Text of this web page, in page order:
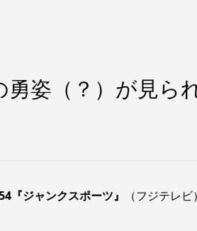
姿（？）が見ら
『ジャンクスポーツ』 （フジテレ